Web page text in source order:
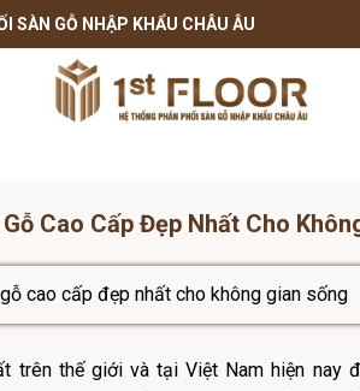
SÀN GỖ NHẬP KHẨU CHÂU ÂU
Cao Cấp Đẹp Nhất Cho
cao cấp đẹp nhất cho không gian sống
trên thế giới và tại Việt Nam hiện nay